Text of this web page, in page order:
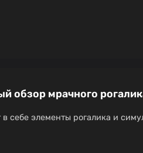
мрачного
себе элементы рогалика и